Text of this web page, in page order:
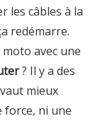
les câbles à la
redémarre.
avec une
? Il y a des
mieux
force, ni une